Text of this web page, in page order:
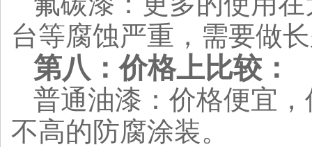
台等腐蚀严重，需要做
第八：价格上比较：
普通油漆：价格便宜
不高的防腐涂装。